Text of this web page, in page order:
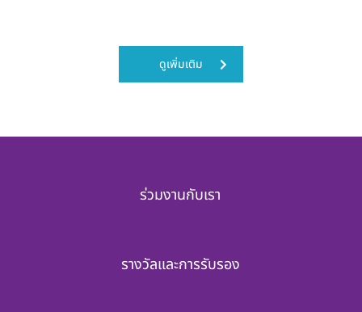
ดูเพิ่มเติม
ร่วมงานกับเรา
รางวัลและการรับรอง